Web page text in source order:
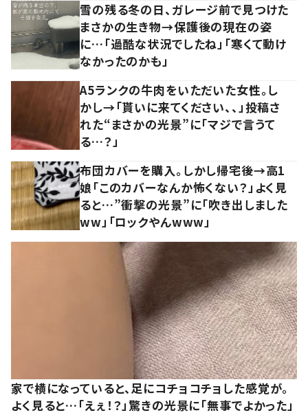
雪の残る冬の日、ガレージ前で見つけた
まさかの生き物→保護後の現在の姿
に…「過酷な状況でしたね」「寒くて動け
なかったのかも」
A5ランクの牛肉をいただいた女性。し
かし→「貰いに来てください、、」投稿さ
れた“まさかの光景”に「マジで言うて
る…？」
布団カバーを購入。しかし帰宅後→高1
娘「このカバーなんか怖くない？」よく見
ると…”衝撃の光景”に「吹き出しました
ww」「ロックやんwww」
家で横になっていると、足にコチョコチョした感覚が。
よく見ると…「えぇ！？」驚きの光景に「無事でよかった」